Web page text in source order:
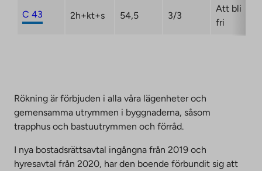
tab
C 43 2h+kt+s 54,5 3/3
Att bli
fri
Rökning är förbjuden i alla våra lägenheter och
gemensamma utrymmen i byggnaderna, såsom
trapphus och bastuutrymmen och förråd.
I nya bostadsrättsavtal ingångna från 2019 och
hyresavtal från 2020, har den boende förbundit sig att